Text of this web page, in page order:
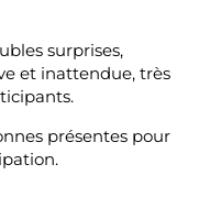
surprises,
et inattendue, très
présentes pour